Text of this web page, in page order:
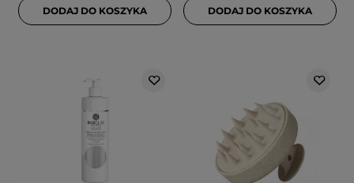
DODAJ DO KOSZYKA DODAJ DO KOSZYKA